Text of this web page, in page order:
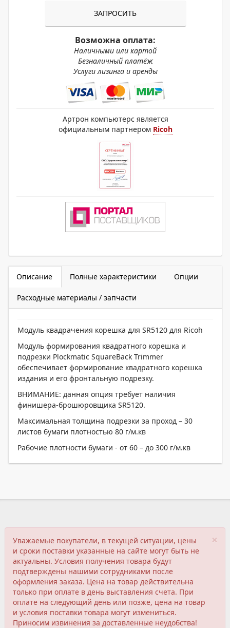
ЗАПРОСИТЬ
Возможна оплата:
Наличными или картой
Безналичный платёж
Услуги лизинга и аренды
Артрон компьютерс является
официальным партнером Ricoh
Описание Полные характеристики Опции
Расходные материалы / запчасти
Модуль квадрачения корешка для SR5120 для Ricoh
Модуль формирования квадратного корешка и
подрезки Plockmatic SquareBack Trimmer
обеспечивает формирование квадратного корешка
издания и его фронтальную подрезку.
ВНИМАНИЕ: данная опция требует наличия
финишера-брошюровщика SR5120.
Максимальная толщина подрезки за проход – 30
листов бумаги плотностью 80 г/м.кв
Рабочие плотности бумаги - от 60 – до 300 г/м.кв
×
Уважаемые покупатели, в текущей ситуации, цены
и сроки поставки указанные на сайте могут быть не
актуальны. Условия получения товара будут
подтверждены нашими сотрудниками после
оформления заказа. Цена на товар действительна
только при оплате в день выставления счета. При
оплате на следующий день или позже, цена на товар
и условия поставки товара могут измениться.
Приносим извинения за доставленные неудобства!